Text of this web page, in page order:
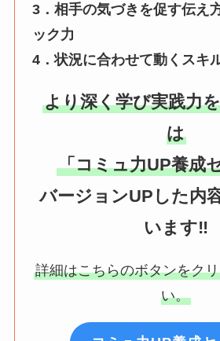
3．相手の気づきを促す伝え
ック力
4．状況に合わせて動くスキ
より深く学び実践力
は
「コミュ力UP養成
バージョンUPした内
います‼️
詳細はこちらのボタンをク
い。